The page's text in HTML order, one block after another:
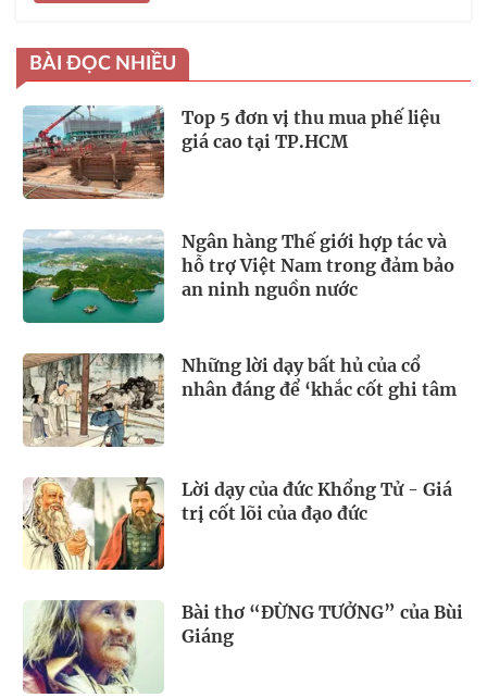
BÀI ĐỌC NHIỀU
Top 5 đơn vị thu mua phế liệu
giá cao tại TP.HCM
Ngân hàng Thế giới hợp tác và
hỗ trợ Việt Nam trong đảm bảo
an ninh nguồn nước
Những lời dạy bất hủ của cổ
nhân đáng để ‘khắc cốt ghi tâm
Lời dạy của đức Khổng Tử - Giá
trị cốt lõi của đạo đức
Bài thơ “ĐỪNG TƯỞNG” của Bùi
Giáng